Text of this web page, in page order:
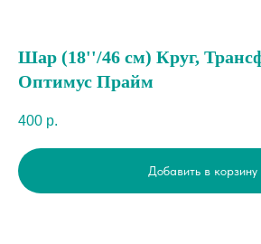
Шар (18''/46 см) Круг,
Оптимус Прайм
400 р.
Добавить в корзину